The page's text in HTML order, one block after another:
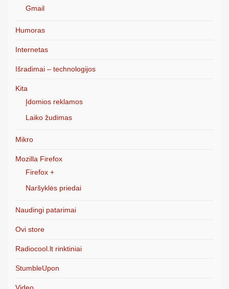
Gmail
Humoras
Internetas
Išradimai – technologijos
Kita
Įdomios reklamos
Laiko žudimas
Mikro
Mozilla Firefox
Firefox +
Naršyklės priedai
Naudingi patarimai
Ovi store
Radiocool.lt rinktiniai
StumbleUpon